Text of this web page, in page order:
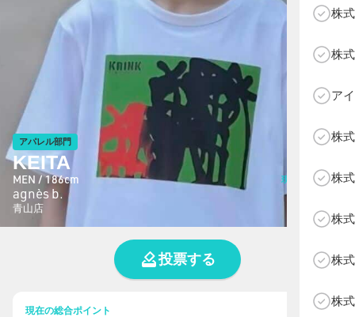
HOME
NEWS
ABOUT SOTY
投票方法
Follow Us
株
株
ア
株
株
株
株
株
アパレル部門
KEITA
MEN / 186cm
agnès b.
青山店
現在の総投票数
21
投票する
現在の総合ポイント